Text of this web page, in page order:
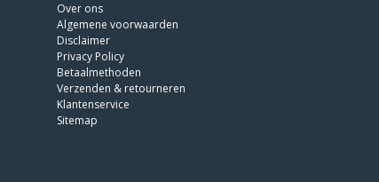
Over ons
Algemene voorwaarden
Disclaimer
Privacy Policy
Betaalmethoden
Verzenden & retourneren
Klantenservice
Sitemap